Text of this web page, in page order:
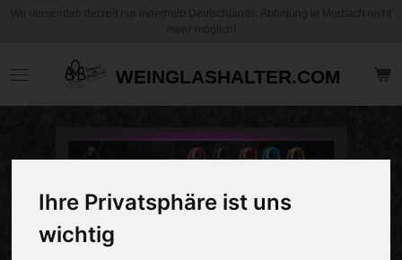
Ihre Privatsphäre ist uns
wichtig
WEINGLASHALTER.COM